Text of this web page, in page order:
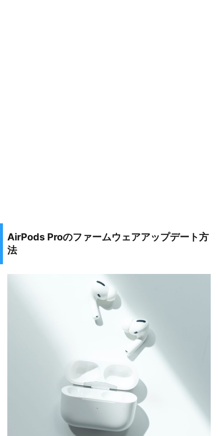
AirPods Proのファームウェアアップデート方
法